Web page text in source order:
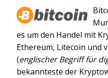
es um den Handel mit
Ethereum, Litecoin und
(englischer Begriff für
bekannteste der